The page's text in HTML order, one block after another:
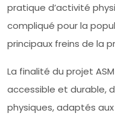
pratique d’activité
compliqué pour la
principaux freins de la
La finalité du projet
accessible et durable,
physiques, adaptés